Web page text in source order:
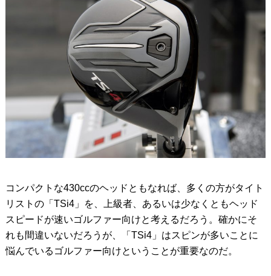
コンパクトな430ccのヘッドともなれば、多くの方がタイト
リストの「TSi4」を、上級者、あるいは少なくともヘッド
スピードが速いゴルファー向けと考えるだろう。確かにそ
れも間違いないだろうが、「TSi4」はスピンが多いことに
悩んでいるゴルファー向けということが重要なのだ。